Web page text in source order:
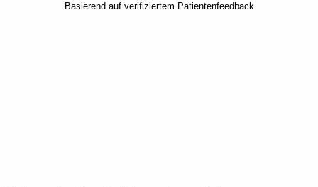
Basierend auf verifiziertem Patientenfeedback